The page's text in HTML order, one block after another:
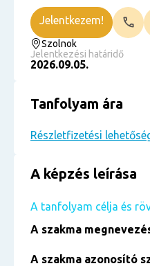
Szolnok
Jelentkezési határidő
2026.09.05.
Jelentkezem!
Tanfolyam ára
Részletfizetési
A képzés leírása
A tanfolyam célja és
A szakma
A szakma azonosító